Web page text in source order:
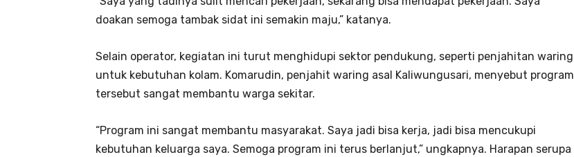
doakan semoga tambak sidat ini semakin maju,” katanya.
Selain operator, kegiatan ini turut menghidupi sektor pendukung, seperti penjahitan waring
untuk kebutuhan kolam. Komarudin, penjahit waring asal Kaliwungusari, menyebut program
tersebut sangat membantu warga sekitar.
“Program ini sangat membantu masyarakat. Saya jadi bisa kerja, jadi bisa mencukupi
kebutuhan keluarga saya. Semoga program ini terus berlanjut,” ungkapnya. Harapan serupa